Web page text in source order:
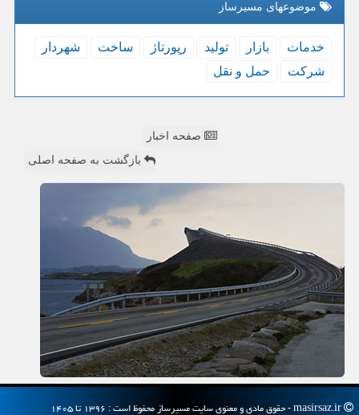
موضوعهای مسیرساز
خدمات بازار تولید رپورتاژ ساخت
شهردار
شركت
حمل و نقل
صفحه اخبار
بازگشت به صفحه اصلی